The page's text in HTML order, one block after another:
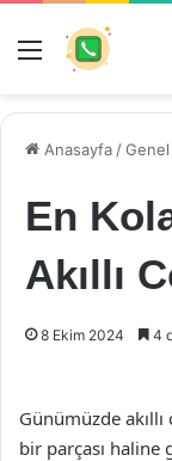
Menü
Anasayfa /Genel
En
Akıllı
8 Ekim 2024 4
Günümüzde akıllı
bir parçası